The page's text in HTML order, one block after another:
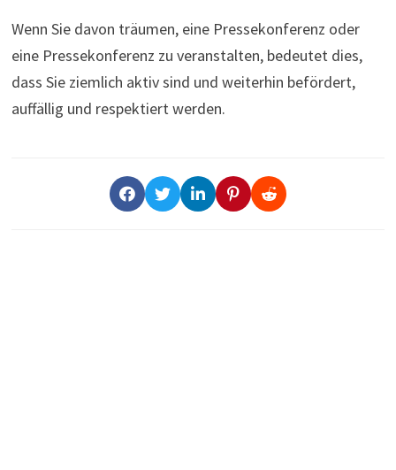
Wenn Sie davon träumen, eine Pressekonferenz oder
eine Pressekonferenz zu veranstalten, bedeutet dies,
dass Sie ziemlich aktiv sind und weiterhin befördert,
auffällig und respektiert werden.